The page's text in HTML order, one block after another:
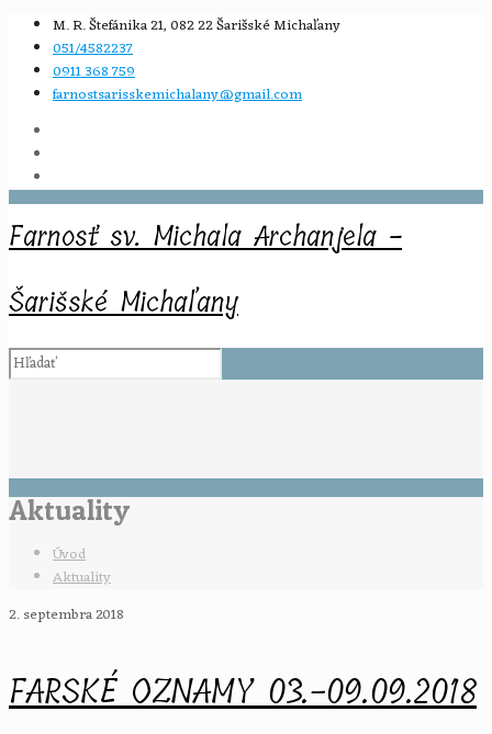
M. R. Štefánika 21, 082 22 Šarišské Michaľany
051/4582237
0911 368 759
farnostsarisskemichalany@gmail.com
Farnosť sv. Michala Archanjela -
Šarišské Michaľany
Aktuality
Úvod
Aktuality
2. septembra 2018
FARSKÉ OZNAMY 03.-09.09.2018